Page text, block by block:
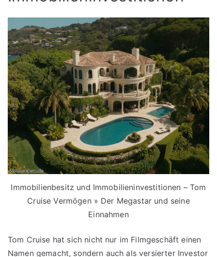
Immobilienbesitz und Immobilieninvestitionen – Tom
Cruise Vermögen » Der Megastar und seine
Einnahmen
Tom Cruise hat sich nicht nur im Filmgeschäft einen
Namen gemacht, sondern auch als versierter Investor